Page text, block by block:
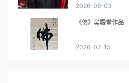
2026-08-03
《佛》吴殿堂作品
2026-07-15